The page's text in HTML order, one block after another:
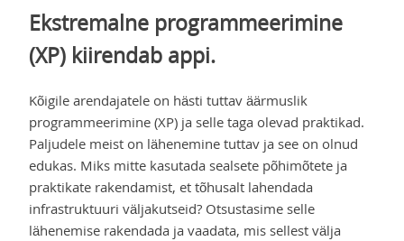
Ekstremalne programmeerimine
(XP) kiirendab appi.
Kõigile arendajatele on hästi tuttav äärmuslik
programmeerimine (XP) ja selle taga olevad praktikad.
Paljudele meist on lähenemine tuttav ja see on olnud
edukas. Miks mitte kasutada sealsete põhimõtete ja
praktikate rakendamist, et tõhusalt lahendada
infrastruktuuri väljakutseid? Otsustasime selle
lähenemise rakendada ja vaadata, mis sellest välja